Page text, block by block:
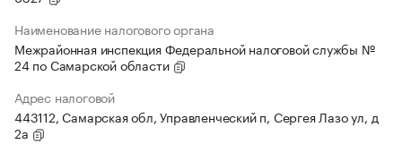
Наименование налогового органа
Межрайонная инспекция Федеральной налоговой службы №
24 по Самарской области
Адрес налоговой
443112, Самарская обл, Управленческий п, Сергея Лазо ул, д
2а